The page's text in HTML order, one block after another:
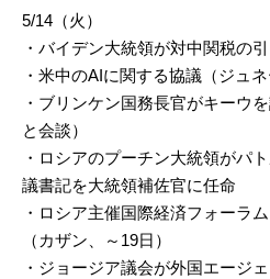
5/14（火）
・バイデン大統領が対中関税の
・米中のAIに関する協議（ジュネ
・ブリンケン国務長官がキーウ
と会談）
・ロシアのプーチン大統領がパ
議書記を大統領補佐官に任命
・ロシア主催国際経済フォーラ
（カザン、～19日）
・ジョージア議会が外国エージ